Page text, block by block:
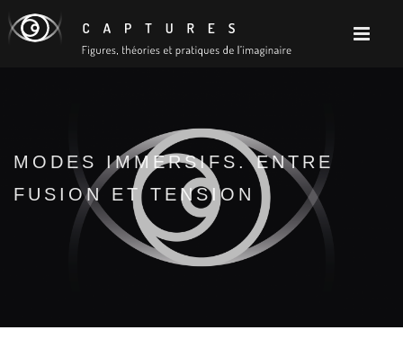
MODES IMMERSIFS. ENTRE
FUSION ET TENSION